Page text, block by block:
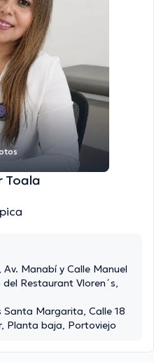
Toala
Manabí y Calle Manuel
Restaurant Vloren´s,
Santa Margarita, Calle 18
Planta baja, Portoviejo